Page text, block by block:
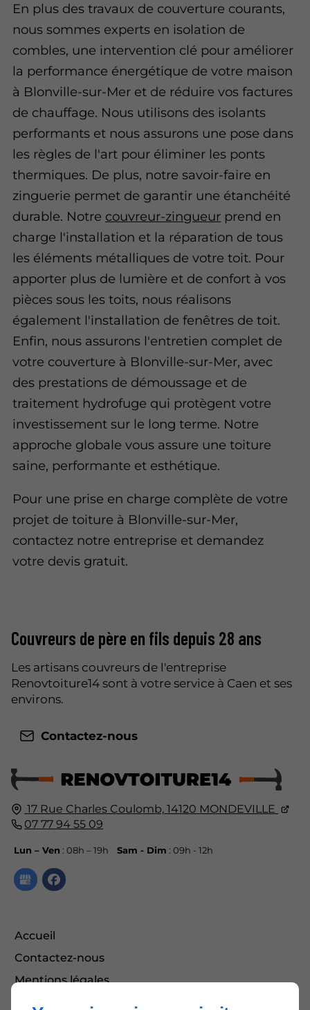
En plus des travaux de couverture courants,
nous sommes experts en isolation de
combles, une intervention clé pour améliorer
la performance énergétique de votre maison
à Blonville-sur-Mer et de réduire vos factures
de chauffage. Nous utilisons des isolants
performants et nous assurons une pose dans
les règles de l'art pour éliminer les ponts
thermiques. De plus, notre savoir-faire en
zinguerie permet de garantir une étanchéité
durable. Notre couvreur-zingueur prend en
charge l'installation et la réparation de tous
les éléments métalliques de votre toit. Pour
apporter plus de lumière et de confort à vos
pièces sous les toits, nous réalisons
également l'installation de fenêtres de toit.
Enfin, nous assurons l'entretien complet de
votre couverture à Blonville-sur-Mer, avec
des prestations de démoussage et de
traitement hydrofuge qui protègent votre
investissement sur le long terme. Notre
approche globale vous assure une toiture
saine, performante et esthétique.
Pour une prise en charge complète de votre
projet de toiture à Blonville-sur-Mer,
contactez notre entreprise et demandez
votre devis gratuit.
17 Rue Charles Coulomb, 14120 MONDEVILLE
07 77 94 55 09
Lun – Ven : 08h – 19h Sam - Dim : 09h - 12h
Accueil
Contactez-nous
Mentions légales
Couvreurs de père en fils depuis 28 ans
Les artisans couvreurs de l'entreprise
Renovtoiture14 sont à votre service à Caen et ses
environs.
Contactez-nous